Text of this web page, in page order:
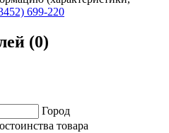
699-220
(0)
Город
товара